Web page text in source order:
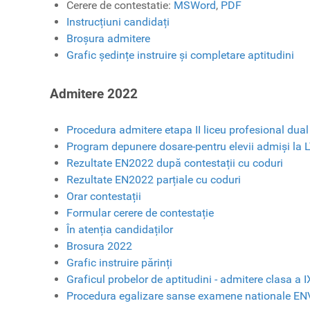
Cerere de contestatie: MSWord, PDF
Instrucțiuni candidați
Broșura admitere
Grafic ședințe instruire și completare aptitudini
Admitere 2022
Procedura admitere etapa II liceu profesional
Program depunere dosare-pentru elevii admiși la
Rezultate EN2022 după contestații cu coduri
Rezultate EN2022 parțiale cu coduri
Orar contestații
Formular cerere de contestație
În atenția candidaților
Brosura 2022
Grafic instruire părinți
Graficul probelor de aptitudini - admitere clasa a
Procedura egalizare sanse examene nationale